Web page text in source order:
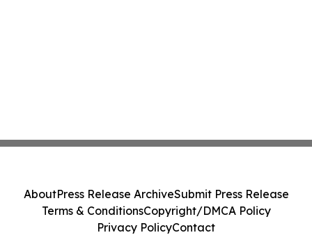
AboutPress Release ArchiveSubmit Press Release
Terms & ConditionsCopyright/DMCA Policy
Privacy PolicyContact